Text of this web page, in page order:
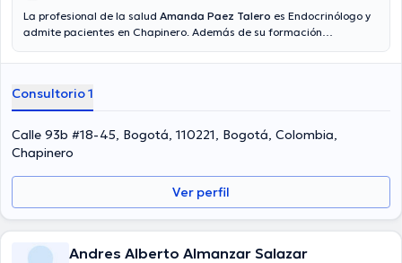
La profesional de la salud Amanda Paez Talero es Endocrinólogo y
admite pacientes en Chapinero. Además de su formación
en su área de especialidad. La Dra. tiene numerosos años de
destacados como miembro de diversas asociaciones médicas.
Amanda Paez Talero ha intervenido en incontables conferencias
con el ideal de tener una formación continua en su campo de
especialización y ha compartido diversas publicaciones. Español es
el idioma principal que habla la profesional de la salud.
Consultorio 1
Calle 93b #18-45, Bogotá, 110221, Bogotá, Colombia,
Chapinero
Ver perfil
Andres Alberto Almanzar Salazar